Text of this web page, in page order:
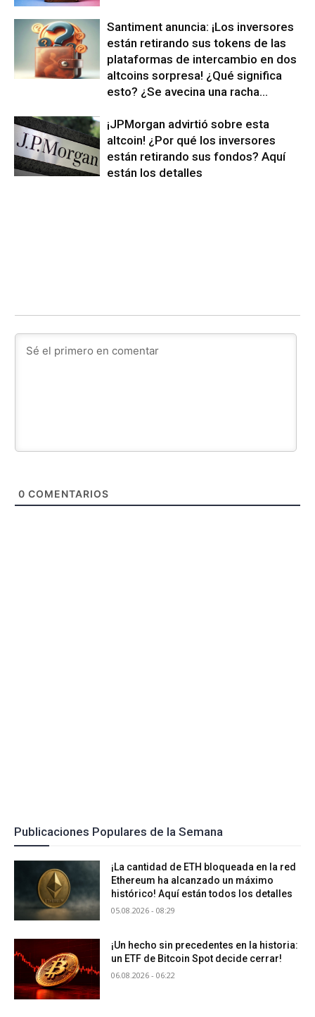
Santiment anuncia: ¡Los inversores
están retirando sus tokens de las
plataformas de intercambio en dos
altcoins sorpresa! ¿Qué significa
esto? ¿Se avecina una racha...
¡JPMorgan advirtió sobre esta
altcoin! ¿Por qué los inversores
están retirando sus fondos? Aquí
están los detalles
0 COMENTARIOS
Publicaciones Populares de la Semana
¡La cantidad de ETH bloqueada en la red
Ethereum ha alcanzado un máximo
histórico! Aquí están todos los detalles
05.08.2026 - 08:29
¡Un hecho sin precedentes en la historia:
un ETF de Bitcoin Spot decide cerrar!
06.08.2026 - 06:22